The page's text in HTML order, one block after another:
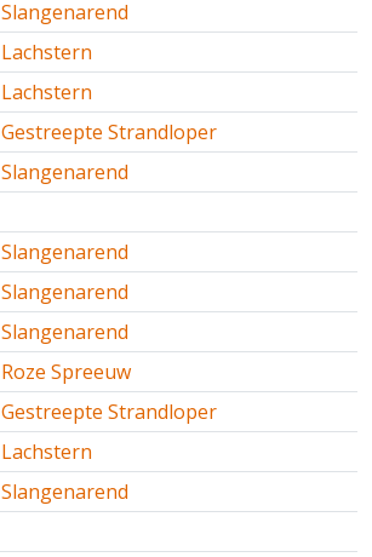
Slangenarend
Lachstern
Lachstern
Gestreepte Strandloper
Slangenarend
Slangenarend
Slangenarend
Slangenarend
Roze Spreeuw
Gestreepte Strandloper
Lachstern
Slangenarend